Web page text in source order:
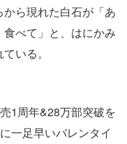
ら現れた白石が「あ
べて」と、はにかみ
いる。
1周年&28万部突破を
一足早いバレンタイ